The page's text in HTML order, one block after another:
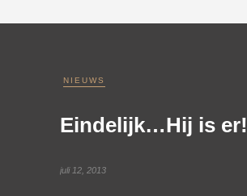
NIEUWS
Eindelijk…Hij is er!
juli 12, 2013